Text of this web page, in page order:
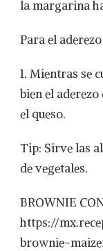
la margarina
Para el aderezo
1. Mientras se
bien el
el queso.
Tip: Sirve las
de vegetales.
BROWNIE
https://
brownie-